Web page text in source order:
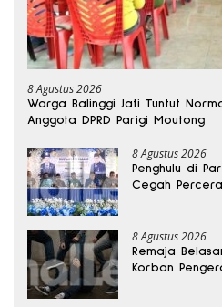
8 Agustus 2026
Warga Balinggi Jati Tuntut
Anggota DPRD Parigi Moutong
8 Agustus 2026
Penghulu di
Cegah
8 Agustus 2026
Remaja
Korban